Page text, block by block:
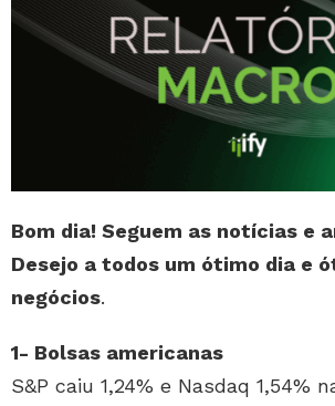
Bom dia! Seguem as notícias e
Desejo a todos um ótimo dia e
negócios.
1- Bolsas americanas
S&P caiu 1,24% e Nasdaq 1,54%